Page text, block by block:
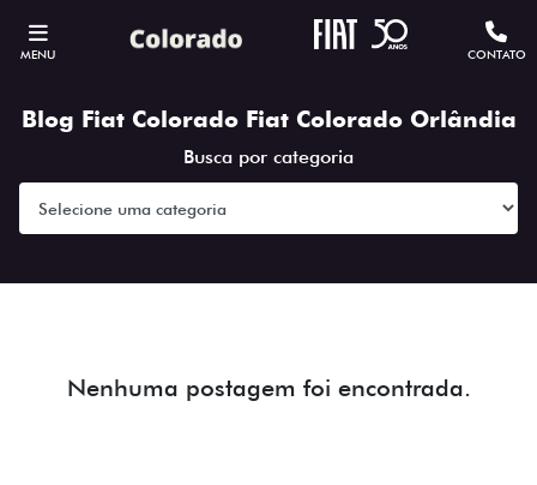
MENU CONTATO
Blog Fiat Colorado Fiat Colorado Orlândia
Busca por categoria
Nenhuma postagem foi encontrada.